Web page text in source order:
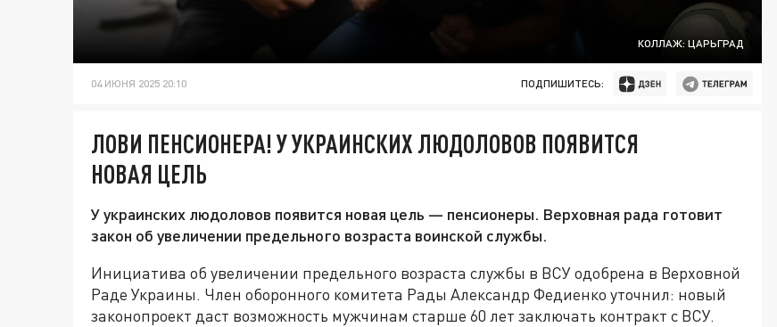
КОЛЛАЖ: ЦАРЬГРАД
04 ИЮНЯ 2025 20:10 ПОДПИШИТЕСЬ:
ЛОВИ ПЕНСИОНЕРА! У УКРАИНСКИХ ЛЮДОЛОВОВ ПОЯВИТСЯ
НОВАЯ ЦЕЛЬ
У украинских людоловов появится новая цель — пенсионеры. Верховная рада готовит
закон об увеличении предельного возраста воинской службы.
Инициатива об увеличении предельного возраста службы в ВСУ одобрена в Верховной
Раде Украины. Член оборонного комитета Рады Александр Федиенко уточнил: новый
законопроект даст возможность мужчинам старше 60 лет заключать контракт с ВСУ.